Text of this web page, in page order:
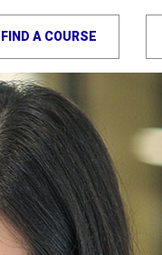
FIND A COURSE